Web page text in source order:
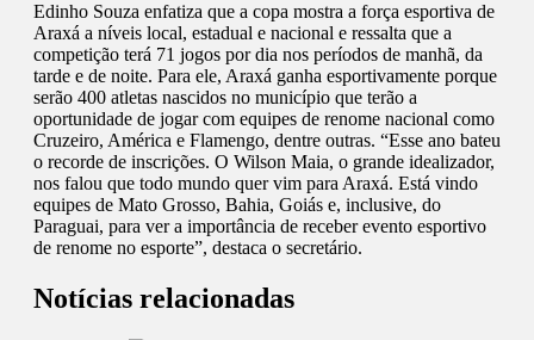
Edinho Souza enfatiza que a copa mostra a força esportiva de
Araxá a níveis local, estadual e nacional e ressalta que a
competição terá 71 jogos por dia nos períodos de manhã, da
tarde e de noite. Para ele, Araxá ganha esportivamente porque
serão 400 atletas nascidos no município que terão a
oportunidade de jogar com equipes de renome nacional como
Cruzeiro, América e Flamengo, dentre outras. “Esse ano bateu
o recorde de inscrições. O Wilson Maia, o grande idealizador,
nos falou que todo mundo quer vim para Araxá. Está vindo
equipes de Mato Grosso, Bahia, Goiás e, inclusive, do
Paraguai, para ver a importância de receber evento esportivo
de renome no esporte”, destaca o secretário.
Notícias relacionadas